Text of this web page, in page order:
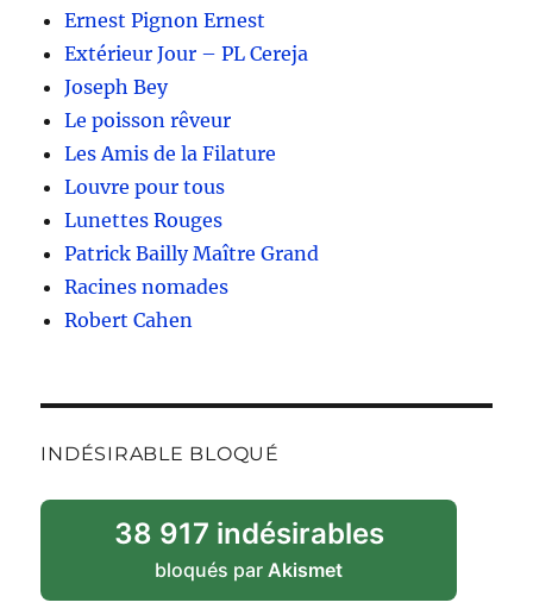
Ernest Pignon Ernest
Extérieur Jour – PL Cereja
Joseph Bey
Le poisson rêveur
Les Amis de la Filature
Louvre pour tous
Lunettes Rouges
Patrick Bailly Maître Grand
Racines nomades
Robert Cahen
INDÉSIRABLE BLOQUÉ
38 917 indésirables
bloqués par Akismet